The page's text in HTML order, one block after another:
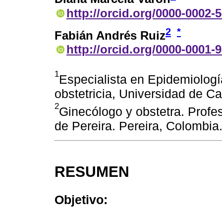
http://orcid.org/0000-0002-
Fabián Andrés Ruiz2 *
http://orcid.org/0000-0001-
1Especialista en
obstetricia, Universidad de
2Ginecólogo y obstetra.
de Pereira. Pereira, Colombia.
RESUMEN
Objetivo: